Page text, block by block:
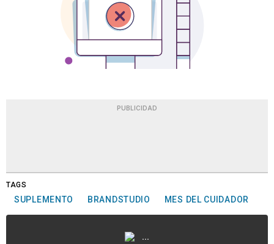
PUBLICIDAD
TAGS
SUPLEMENTO BRANDSTUDIO MES DEL CUIDADOR
...